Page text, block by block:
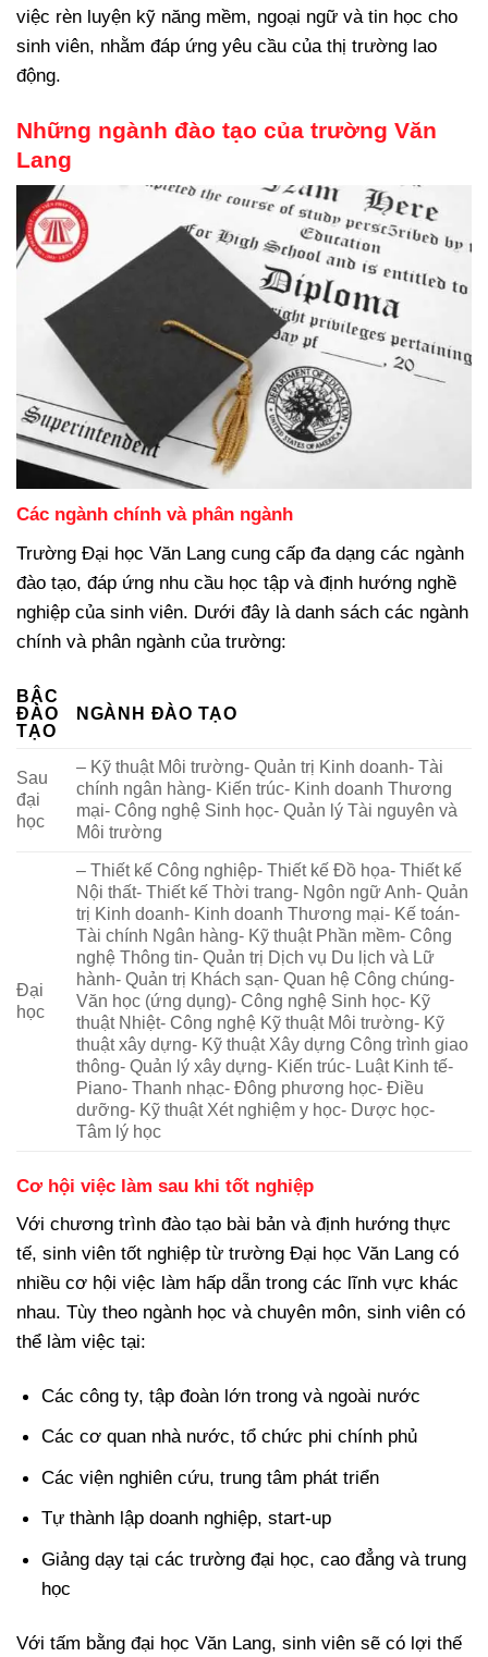
việc rèn luyện kỹ năng mềm, ngoại ngữ và tin học cho
sinh viên, nhằm đáp ứng yêu cầu của thị trường lao
động.
Những ngành đào tạo của trường Văn
Lang
Các ngành chính và phân ngành
Trường Đại học Văn Lang cung cấp đa dạng các ngành
đào tạo, đáp ứng nhu cầu học tập và định hướng nghề
nghiệp của sinh viên. Dưới đây là danh sách các ngành
chính và phân ngành của trường:
BẬC
ĐÀO
TẠO
NGÀNH ĐÀO TẠO
Sau
đại
học
– Kỹ thuật Môi trường- Quản trị Kinh doanh- Tài
chính ngân hàng- Kiến trúc- Kinh doanh Thương
mại- Công nghệ Sinh học- Quản lý Tài nguyên và
Môi trường
Đại
học
– Thiết kế Công nghiệp- Thiết kế Đồ họa- Thiết kế
Nội thất- Thiết kế Thời trang- Ngôn ngữ Anh- Quản
trị Kinh doanh- Kinh doanh Thương mại- Kế toán-
Tài chính Ngân hàng- Kỹ thuật Phần mềm- Công
nghệ Thông tin- Quản trị Dịch vụ Du lịch và Lữ
hành- Quản trị Khách sạn- Quan hệ Công chúng-
Văn học (ứng dụng)- Công nghệ Sinh học- Kỹ
thuật Nhiệt- Công nghệ Kỹ thuật Môi trường- Kỹ
thuật xây dựng- Kỹ thuật Xây dựng Công trình giao
thông- Quản lý xây dựng- Kiến trúc- Luật Kinh tế-
Piano- Thanh nhạc- Đông phương học- Điều
dưỡng- Kỹ thuật Xét nghiệm y học- Dược học-
Tâm lý học
Cơ hội việc làm sau khi tốt nghiệp
Với chương trình đào tạo bài bản và định hướng thực
tế, sinh viên tốt nghiệp từ trường Đại học Văn Lang có
nhiều cơ hội việc làm hấp dẫn trong các lĩnh vực khác
nhau. Tùy theo ngành học và chuyên môn, sinh viên có
thể làm việc tại:
Các công ty, tập đoàn lớn trong và ngoài nước
Các cơ quan nhà nước, tổ chức phi chính phủ
Các viện nghiên cứu, trung tâm phát triển
Tự thành lập doanh nghiệp, start-up
Giảng dạy tại các trường đại học, cao đẳng và trung
học
Với tấm bằng đại học Văn Lang, sinh viên sẽ có lợi thế